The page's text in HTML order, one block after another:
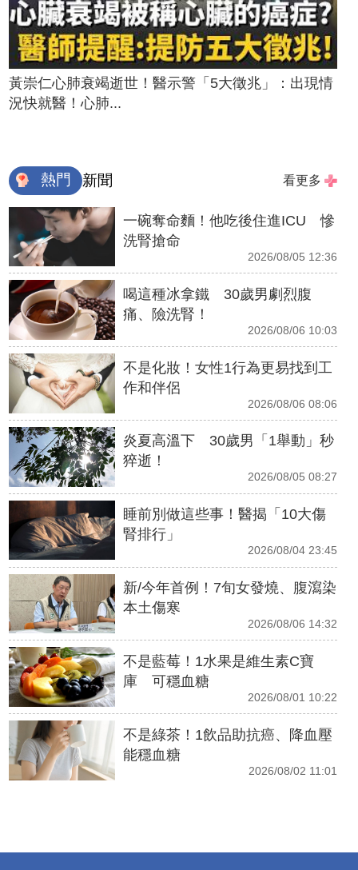
黃崇仁心肺衰竭逝世！醫示警「5大徵兆」：出現情
況快就醫！心肺...
熱門 新聞 看更多
一碗奪命麵！他吃後住進ICU 慘
洗腎搶命
2026/08/05 12:36
喝這種冰拿鐵 30歲男劇烈腹
痛、險洗腎！
2026/08/06 10:03
不是化妝！女性1行為更易找到工
作和伴侶
2026/08/06 08:06
炎夏高溫下 30歲男「1舉動」秒
猝逝！
2026/08/05 08:27
睡前別做這些事！醫揭「10大傷
腎排行」
2026/08/04 23:45
新/今年首例！7旬女發燒、腹瀉染
本土傷寒
2026/08/06 14:32
不是藍莓！1水果是維生素C寶
庫 可穩血糖
2026/08/01 10:22
不是綠茶！1飲品助抗癌、降血壓
能穩血糖
2026/08/02 11:01